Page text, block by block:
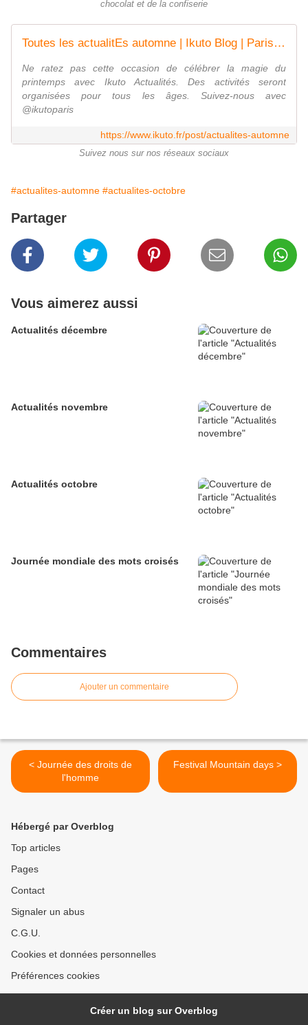
chocolat et de la confiserie
Toutes les actualitEs automne | Ikuto Blog | Paris, France
Ne ratez pas cette occasion de célébrer la magie du
printemps avec Ikuto Actualités. Des activités seront
organisées pour tous les âges. Suivez-nous avec
@ikutoparis
https://www.ikuto.fr/post/actualites-automne
Suivez nous sur nos réseaux sociaux
#actualites-automne #actualites-octobre
Partager
Vous aimerez aussi
Actualités décembre
Actualités novembre
Actualités octobre
Journée mondiale des mots croisés
Commentaires
Ajouter un commentaire
< Journée des droits de
l'homme
Festival Mountain days >
Hébergé par Overblog
Top articles
Pages
Contact
Signaler un abus
C.G.U.
Cookies et données personnelles
Préférences cookies
Créer un blog sur Overblog